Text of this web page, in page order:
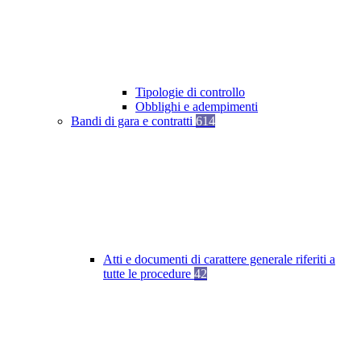
Tipologie di controllo
Obblighi e adempimenti
Bandi di gara e contratti 614
Atti e documenti di carattere generale riferiti a
tutte le procedure 42